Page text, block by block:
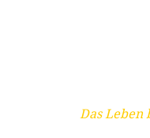
Das Leben